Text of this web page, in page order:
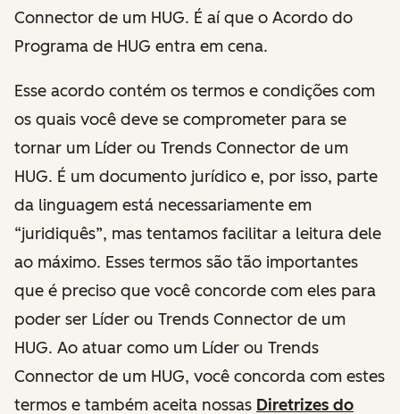
Connector de um HUG. É aí que o Acordo do
Programa de HUG entra em cena.
Esse acordo contém os termos e condições com
os quais você deve se comprometer para se
tornar um Líder ou Trends Connector de um
HUG. É um documento jurídico e, por isso, parte
da linguagem está necessariamente em
“juridiquês”, mas tentamos facilitar a leitura dele
ao máximo. Esses termos são tão importantes
que é preciso que você concorde com eles para
poder ser Líder ou Trends Connector de um
HUG. Ao atuar como um Líder ou Trends
Connector de um HUG, você concorda com estes
termos e também aceita nossas Diretrizes do